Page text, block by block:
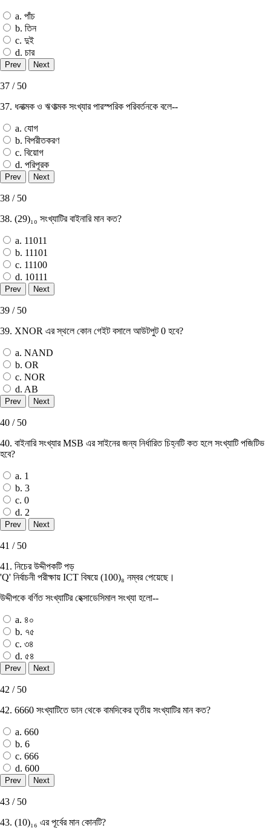
a. পাঁচ
b. তিন
c. দুই
d. চার
37 / 50
37. ধনাত্মক ও ঋণাত্মক সংখ্যার পারস্পরিক পরিবর্তনকে বলে--
a. যােগ
b. বিপরীতকরণ
c. বিয়ােগ
d. পরিপূরক
38 / 50
38. (29)₁₀ সংখ্যাটির বাইনারি মান কত?
a. 11011
b. 11101
c. 11100
d. 10111
39 / 50
39. XNOR এর স্থলে কোন গেইট বসালে আউটপুট 0 হবে?
a. NAND
b. OR
c. NOR
d. AB
40 / 50
40. বাইনারি সংখ্যার MSB এর সাইনের জন্য নির্ধারিত চিহ্নটি কত হলে সংখ্যাটি পজিটিভ
হবে?
a. 1
b. 3
c. 0
d. 2
41 / 50
41. নিচের উদ্দীপকটি পড়
'Q' নির্বাচনী পরীক্ষায় ICT বিষয়ে (100)₈ নম্বর পেয়েছে।
উদ্দীপকে বর্ণিত সংখ্যাটির হেক্সাডেসিমাল সংখ্যা হলাে--
a. ৪০
b. ৭৫
c. ৩৪
d. ৫৪
42 / 50
42. 6660 সংখ্যাটিতে ডান থেকে বামদিকের তৃতীয় সংখ্যাটির মান কত?
a. 660
b. 6
c. 666
d. 600
43 / 50
43. (10)₁₆ এর পূর্বের মান কোনটি?